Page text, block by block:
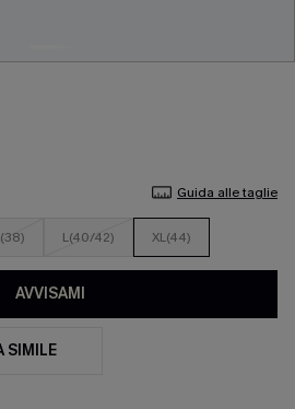
Guida alle taglie
L(40/42) XL(44)
AVVISAMI
SIMILE